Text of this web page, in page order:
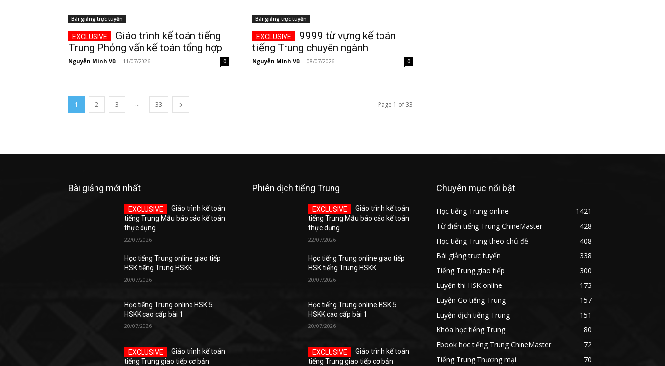
Bài giảng trực tuyến
Giáo trình kế toán tiếng
Trung Phỏng vấn kế toán tổng hợp
Nguyễn Minh Vũ - 11/07/2026 0
Bài giảng trực tuyến
9999 từ vựng kế toán
tiếng Trung chuyên ngành
Nguyễn Minh Vũ - 08/07/2026 0
1 2 3 ... 33 Page 1 of 33
Bài giảng mới nhất
Giáo trình kế toán
tiếng Trung Mẫu báo cáo kế toán
thực dụng
22/07/2026
Học tiếng Trung online giao tiếp
HSK tiếng Trung HSKK
20/07/2026
Học tiếng Trung online HSK 5
HSKK cao cấp bài 1
20/07/2026
Giáo trình kế toán
tiếng Trung giao tiếp cơ bản
Phiên dịch tiếng Trung
Giáo trình kế toán
tiếng Trung Mẫu báo cáo kế toán
thực dụng
22/07/2026
Học tiếng Trung online giao tiếp
HSK tiếng Trung HSKK
20/07/2026
Học tiếng Trung online HSK 5
HSKK cao cấp bài 1
20/07/2026
Giáo trình kế toán
tiếng Trung giao tiếp cơ bản
Chuyên mục nổi bật
Học tiếng Trung online
1421
Từ điển tiếng Trung ChineMaster
428
Học tiếng Trung theo chủ đề
408
Bài giảng trực tuyến
338
Tiếng Trung giao tiếp
300
Luyện thi HSK online
173
Luyện Gõ tiếng Trung
157
Luyện dịch tiếng Trung
151
Khóa học tiếng Trung
80
Ebook học tiếng Trung ChineMaster
72
Tiếng Trung Thương mại
70